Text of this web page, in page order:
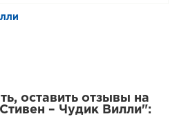
оставить отзывы на
– Чудик Вилли":